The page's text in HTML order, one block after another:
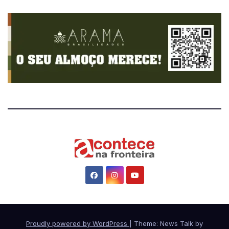
Proudly powered by WordPress Theme: News Talk by